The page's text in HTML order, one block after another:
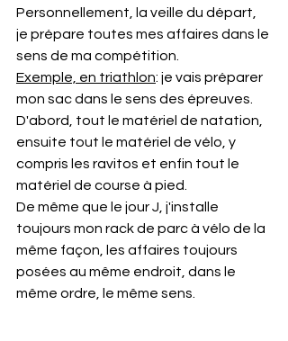
Personnellement, la veille du départ,
je prépare toutes mes affaires dans le
sens de ma compétition.
Exemple, en triathlon: je vais préparer
mon sac dans le sens des épreuves.
D'abord, tout le matériel de natation,
ensuite tout le matériel de vélo, y
compris les ravitos et enfin tout le
matériel de course à pied.
De même que le jour J, j'installe
toujours mon rack de parc à vélo de la
même façon, les affaires toujours
posées au même endroit, dans le
même ordre, le même sens.